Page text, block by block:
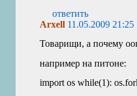
ответить
Arxell 11.05.2009 21:25
Товарищи, а почему
например на питоне:
import os while(1):